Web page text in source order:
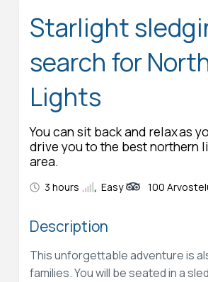
Starlight
search for
Lights
You can sit back and relax as
drive you to the best northern
area.
3 hours Easy 100
Description
This unforgettable adventure is
families. You will be seated in a